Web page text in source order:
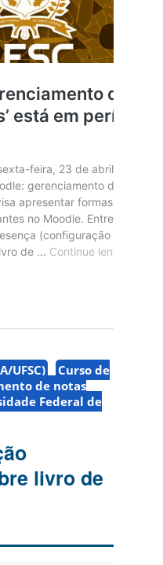
UFSC)
Curso de
de notas
Federal de
livro de